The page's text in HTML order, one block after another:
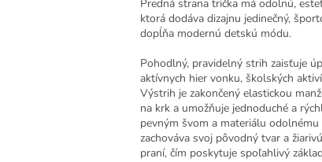
Predná strana trička má odolnú,
ktorá dodáva dizajnu jedinečný,
dopĺňa modernú detskú módu.
Pohodlný, pravidelný strih zaisťuje
aktívnych hier vonku, školských
Výstrih je zakončený elastickou
na krk a umožňuje jednoduché a
pevným švom a materiálu
zachováva svoj pôvodný tvar a
praní, čím poskytuje spoľahlivý